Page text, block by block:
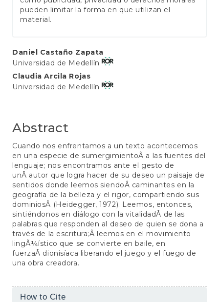
pueden limitar la forma en que utilizan el
material.
Main
Article
Content
Daniel Castaño Zapata
Universidad de Medellín
Claudia Arcila Rojas
Universidad de Medellín
Abstract
Cuando nos enfrentamos a un texto acontecemos
en una especie de sumergimientoÂ a las fuentes del
lenguaje; nos encontramos ante el gesto de
unÂ autor que logra hacer de su deseo un paisaje de
sentidos donde leemos siendoÂ caminantes en la
geografía de la belleza y el rigor, compartiendo sus
dominiosÂ (Heidegger, 1972). Leemos, entonces,
sintiéndonos en diálogo con la vitalidadÂ de las
palabras que responden al deseo de quien se dona a
través de la escritura;Â leemos en el movimiento
lingÃ¼ístico que se convierte en baile, en
fuerzaÂ dionisíaca liberando el juego y el fuego de
una obra creadora.
Article
How to Cite